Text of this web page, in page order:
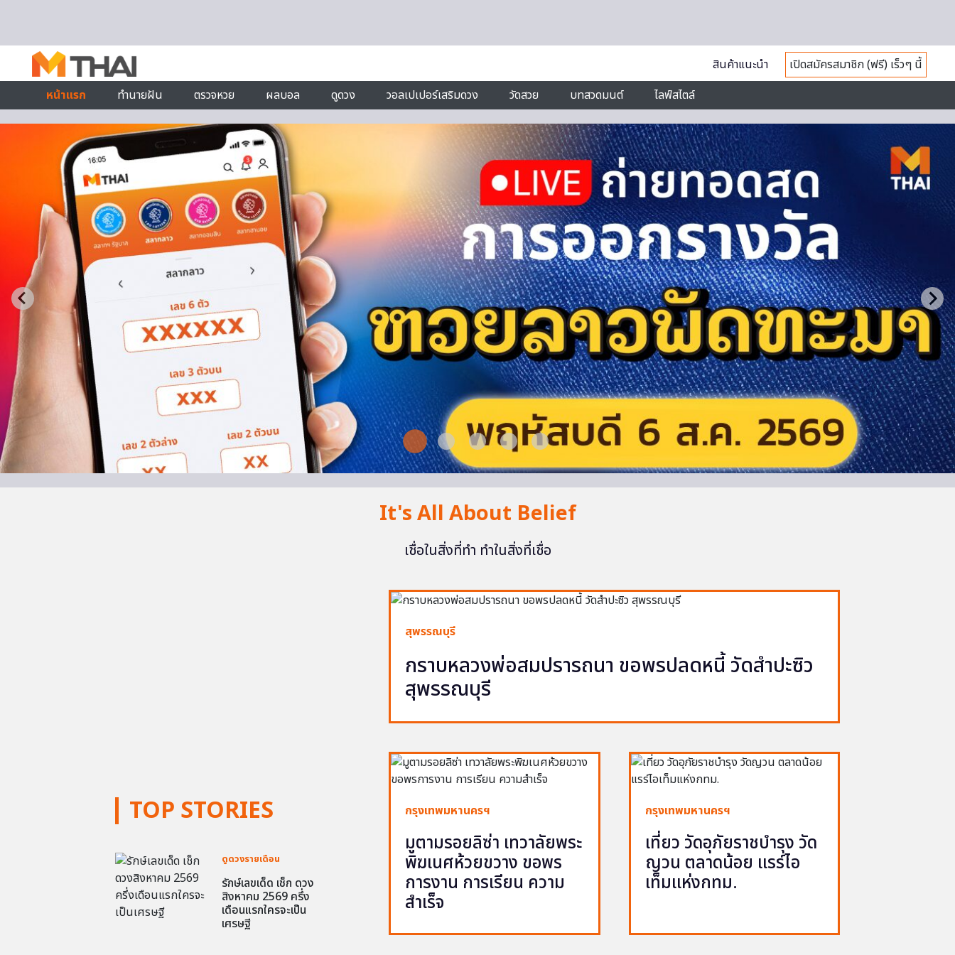
สินค้าแนะนำ
เปิดสมัครสมาชิก (ฟรี) เร็วๆ นี้
หน้าแรก
ทำนายฝัน ตรวจหวย ผลบอล ดูดวง วอลเปเปอร์เสริมดวง วัดสวย บทสวดมนต์ ไลฟ์สไตล์
It's All About Belief
เชื่อในสิ่งที่ทำ ทำในสิ่งที่เชื่อ
TOP STORIES
ดูดวงรายเดือน
รักษ์เลขเด็ด เช็ก ดวง
สิงหาคม 2569 ครึ่ง
เดือนแรกใครจะเป็น
เศรษฐี
สุพรรณบุรี
กราบหลวงพ่อสมปรารถนา ขอพรปลดหนี้ วัดสำปะซิว
สุพรรณบุรี
กรุงเทพมหานครฯ
มูตามรอยลิซ่า เทวาลัยพระ
พิฆเนศห้วยขวาง ขอพร
การงาน การเรียน ความ
สำเร็จ
กรุงเทพมหานครฯ
เที่ยว วัดอุภัยราชบำรุง วัด
ญวน ตลาดน้อย แรร์ไอ
เท็มแห่งกทม.